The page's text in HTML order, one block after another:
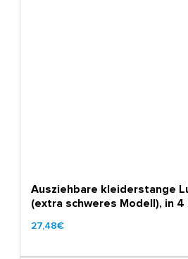
Ausziehbare kleiderstange
(extra schweres Modell), in 4
27,48€